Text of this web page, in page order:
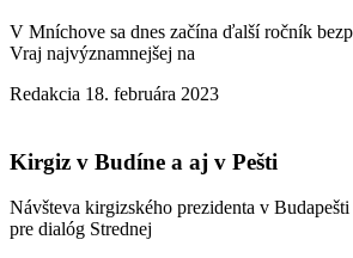
V Mníchove sa dnes začína ďalší ročník
Vraj najvýznamnejšej na
Redakcia 18. februára 2023
Kirgiz v Budíne a aj v Pešti
Návšteva kirgizského prezidenta v
pre dialóg Strednej